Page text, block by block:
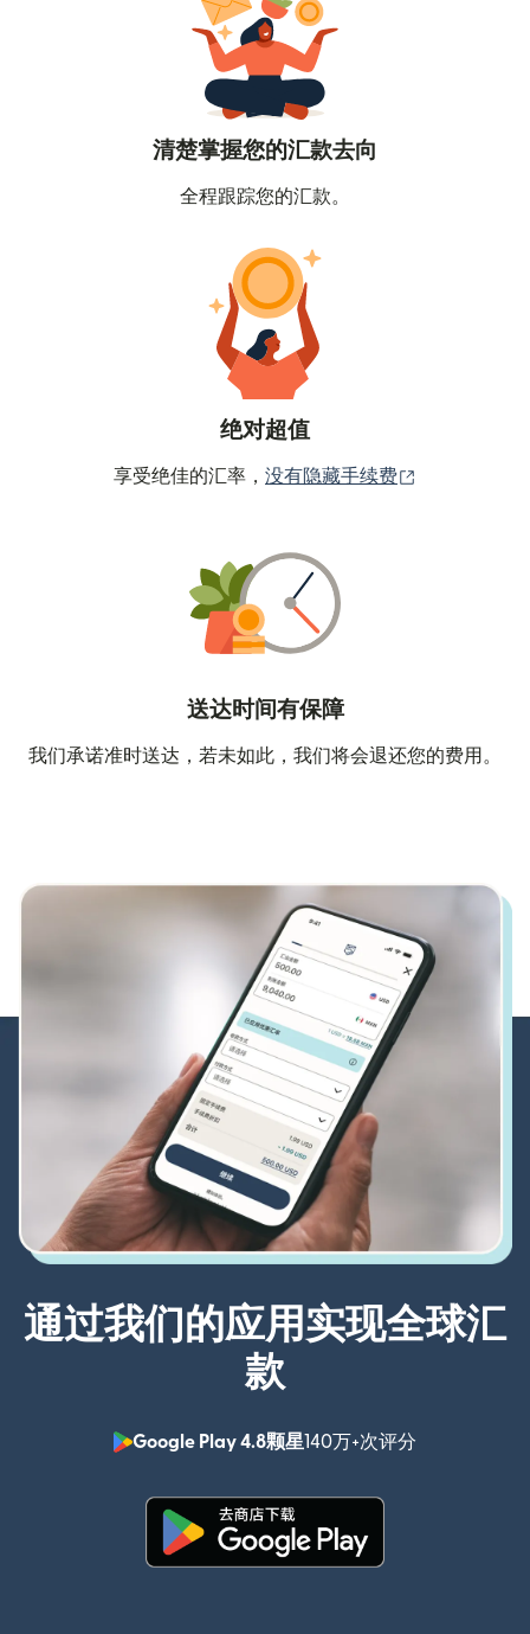
清楚掌握您的汇款去向
全程跟踪您的汇款。
绝对超值
享受绝佳的汇率， 没有隐藏手续费
送达时间有保障
我们承诺准时送达，若未如此，我们将会退还您的费用。
通过我们的应用实现全球汇
款
Google Play 4.8颗星140万+次评分